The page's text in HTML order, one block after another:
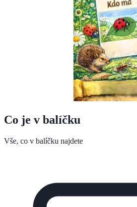
Co je v balíčku
Vše, co v balíčku najdete